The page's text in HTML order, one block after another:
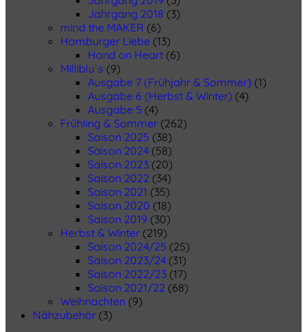
Jahrgang 2018 (3)
mind the MAKER (6)
Hamburger Liebe (13)
Hand on Heart (6)
Milliblu´s (9)
Ausgabe 7 (Frühjahr & Sommer) (1)
Ausgabe 6 (Herbst & Winter) (4)
Ausgabe 5 (4)
Frühling & Sommer (262)
Saison 2025 (38)
Saison 2024 (58)
Saison 2023 (20)
Saison 2022 (34)
Saison 2021 (35)
Saison 2020 (18)
Saison 2019 (30)
Herbst & Winter (219)
Saison 2024/25 (25)
Saison 2023/24 (31)
Saison 2022/23 (17)
Saison 2021/22 (68)
Weihnachten (9)
Nähzubehör (3)